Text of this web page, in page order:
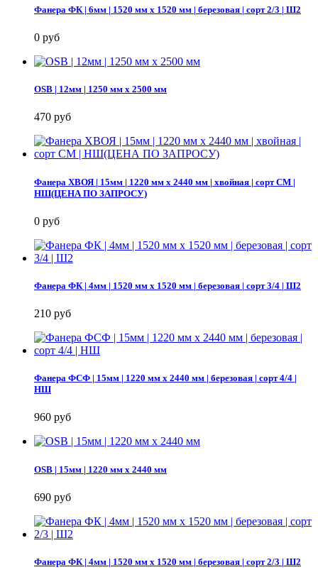
Фанера ФК | 6мм | 1520 мм х 1520 мм | березовая | сорт 2/3 | Ш2
0 руб
OSB | 12мм | 1250 мм х 2500 мм
470 руб
Фанера ХВОЯ | 15мм | 1220 мм х 2440 мм | хвойная | сорт СМ |
НШ(ЦЕНА ПО ЗАПРОСУ)
0 руб
Фанера ФК | 4мм | 1520 мм х 1520 мм | березовая | сорт 3/4 | Ш2
210 руб
Фанера ФСФ | 15мм | 1220 мм х 2440 мм | березовая | сорт 4/4 |
НШ
960 руб
OSB | 15мм | 1220 мм х 2440 мм
690 руб
Фанера ФК | 4мм | 1520 мм х 1520 мм | березовая | сорт 2/3 | Ш2